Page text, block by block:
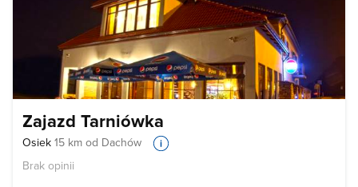
Zajazd Tarniówka
Osiek 15 km od Dachów
Brak opinii